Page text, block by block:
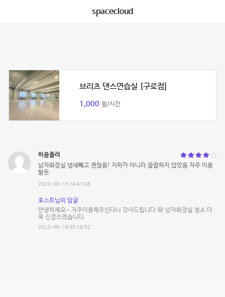
spacecloud
브리츠 댄스연습실 [구로점]
1,000 원/시간
하음졸려
남자화장실 냄새빼고 괜찮음! 지하가 아니라 꿉꿉하지 않았음 자주 이용
할듯
2023-09-15 14:47:06
호스트님의 답글
안녕하세요~ 자주이용해주신다니 감사드립니다 😆 남자화장실 청소 더
욱 신경쓰겠습니다.
2023-09-16 05:16:52